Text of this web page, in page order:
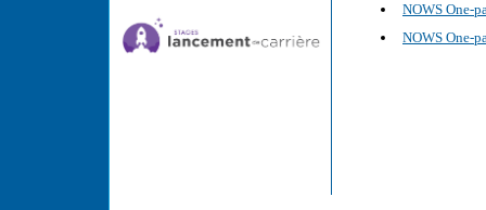
NOWS One-
NOWS One-